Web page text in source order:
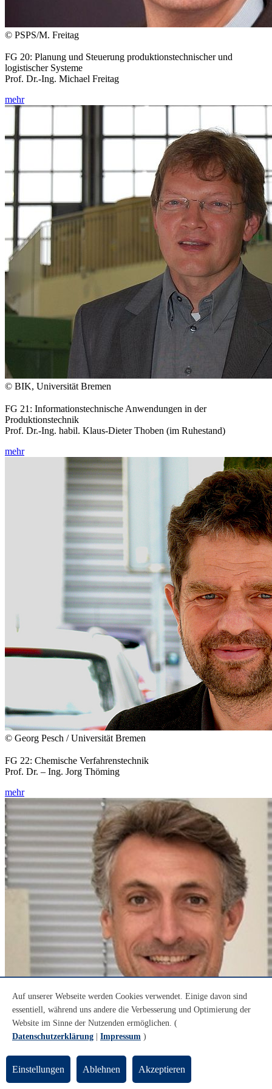
© PSPS/M. Freitag
FG 20: Planung und Steuerung produktionstechnischer und
logistischer Systeme
Prof. Dr.-Ing. Michael Freitag
mehr
© BIK, Universität Bremen
FG 21: Informationstechnische Anwendungen in der
Produktionstechnik
Prof. Dr.-Ing. habil. Klaus-Dieter Thoben (im Ruhestand)
mehr
© Georg Pesch / Universität Bremen
FG 22: Chemische Verfahrenstechnik
Prof. Dr. – Ing. Jorg Thöming
mehr
© HMI / L. Colombi Ciacchi
Auf unserer Webseite werden Cookies verwendet. Einige davon sind
essentiell, während uns andere die Verbesserung und Optimierung der
Website im Sinne der Nutzenden ermöglichen. (
Datenschutzerklärung
Impressum )
Einstellungen Ablehnen Akzeptieren